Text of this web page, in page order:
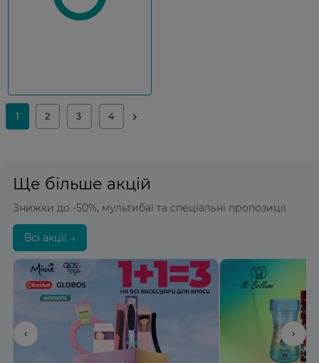
Ще більше акцій
Знижки до -50%, мультибаї та спеціальні пропозиції
Всі акції →
‹ ›